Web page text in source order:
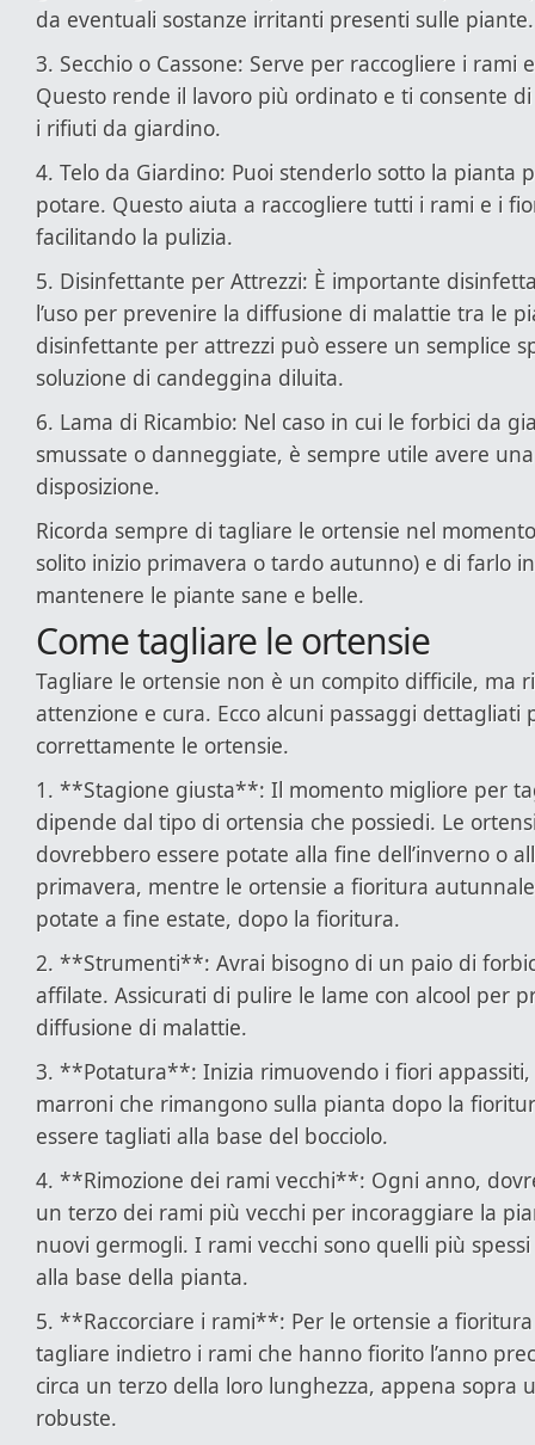
da eventuali sostanze irritanti presenti sulle piante.
3. Secchio o Cassone: Serve per raccogliere i rami
Questo rende il lavoro più ordinato e ti consente
i rifiuti da giardino.
4. Telo da Giardino: Puoi stenderlo sotto la pianta
potare. Questo aiuta a raccogliere tutti i rami e i
facilitando la pulizia.
5. Disinfettante per Attrezzi: È importante
l’uso per prevenire la diffusione di malattie tra le
disinfettante per attrezzi può essere un semplice
soluzione di candeggina diluita.
6. Lama di Ricambio: Nel caso in cui le forbici da
smussate o danneggiate, è sempre utile avere
disposizione.
Ricorda sempre di tagliare le ortensie nel
solito inizio primavera o tardo autunno) e di farlo
mantenere le piante sane e belle.
Come tagliare le ortensie
Tagliare le ortensie non è un compito difficile, ma
attenzione e cura. Ecco alcuni passaggi dettagliati
correttamente le ortensie.
1. **Stagione giusta**: Il momento migliore per
dipende dal tipo di ortensia che possiedi. Le
dovrebbero essere potate alla fine dell’inverno o
primavera, mentre le ortensie a fioritura
potate a fine estate, dopo la fioritura.
2. **Strumenti**: Avrai bisogno di un paio di
affilate. Assicurati di pulire le lame con alcool per
diffusione di malattie.
3. **Potatura**: Inizia rimuovendo i fiori appassiti,
marroni che rimangono sulla pianta dopo la
essere tagliati alla base del bocciolo.
4. **Rimozione dei rami vecchi**: Ogni anno,
un terzo dei rami più vecchi per incoraggiare la
nuovi germogli. I rami vecchi sono quelli più
alla base della pianta.
5. **Raccorciare i rami**: Per le ortensie a
tagliare indietro i rami che hanno fiorito l’anno
circa un terzo della loro lunghezza, appena sopra
robuste.